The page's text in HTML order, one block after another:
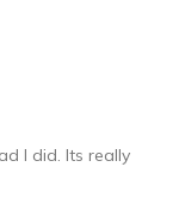
I did. Its really